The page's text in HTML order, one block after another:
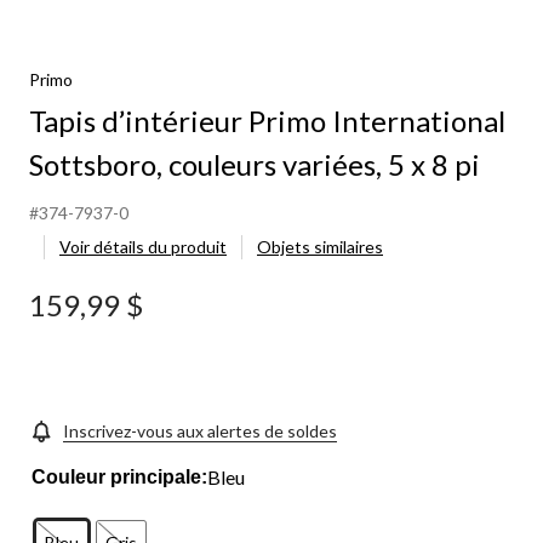
Primo
Tapis d’intérieur Primo International
Sottsboro, couleurs variées, 5 x 8 pi
#374-7937-0
Voir détails du produit
Objets similaires
159,99 $
Inscrivez-vous aux alertes de soldes
Couleur principale:Bleu